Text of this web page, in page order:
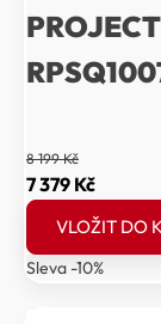
8 199Kč
Původní
cena
byla:
8
7 379 KčAktuální
cena
7
VLOŽIT DO
Sleva -10%